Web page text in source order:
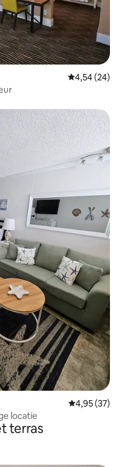
Gemiddelde
4,54 (24)
Gemiddelde
4,95 (37)
locatie
terras